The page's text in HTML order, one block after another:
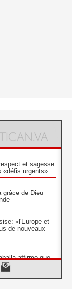
et sagesse
«défis urgents»
grâce de Dieu
«l'Europe et
de nouveaux
affirme que